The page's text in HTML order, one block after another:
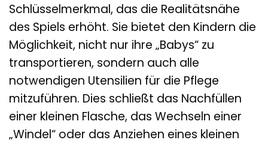
Schlüsselmerkmal, das die Realitätsnähe
des Spiels erhöht. Sie bietet den Kindern die
Möglichkeit, nicht nur ihre „Babys“ zu
transportieren, sondern auch alle
notwendigen Utensilien für die Pflege
mitzuführen. Dies schließt das Nachfüllen
einer kleinen Flasche, das Wechseln einer
„Windel“ oder das Anziehen eines kleinen